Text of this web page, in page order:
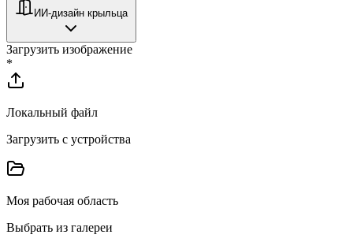
ИИ-дизайн крыльца
Загрузить изображение
*
Локальный файл
Загрузить с устройства
Моя рабочая область
Выбрать из галереи